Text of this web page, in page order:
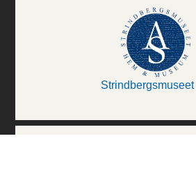
Strindbergsmuseet